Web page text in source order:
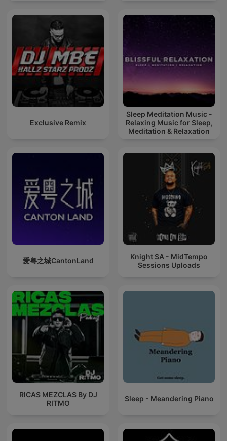
Exclusive Remix
Sleep Meditation Music -
Relaxing Music for Sleep,
Meditation & Relaxation
爱粤之城CantonLand
Knight SA - MidTempo
Sessions Uploads
RICAS MEZCLAS By DJ
RITMO
Sleep - Meandering Piano